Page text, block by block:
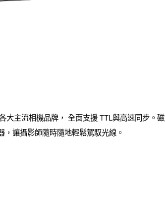
大主流相機品牌， 全面支援 TTL與高速同步。磁
讓攝影師隨時隨地輕鬆駕馭光線。